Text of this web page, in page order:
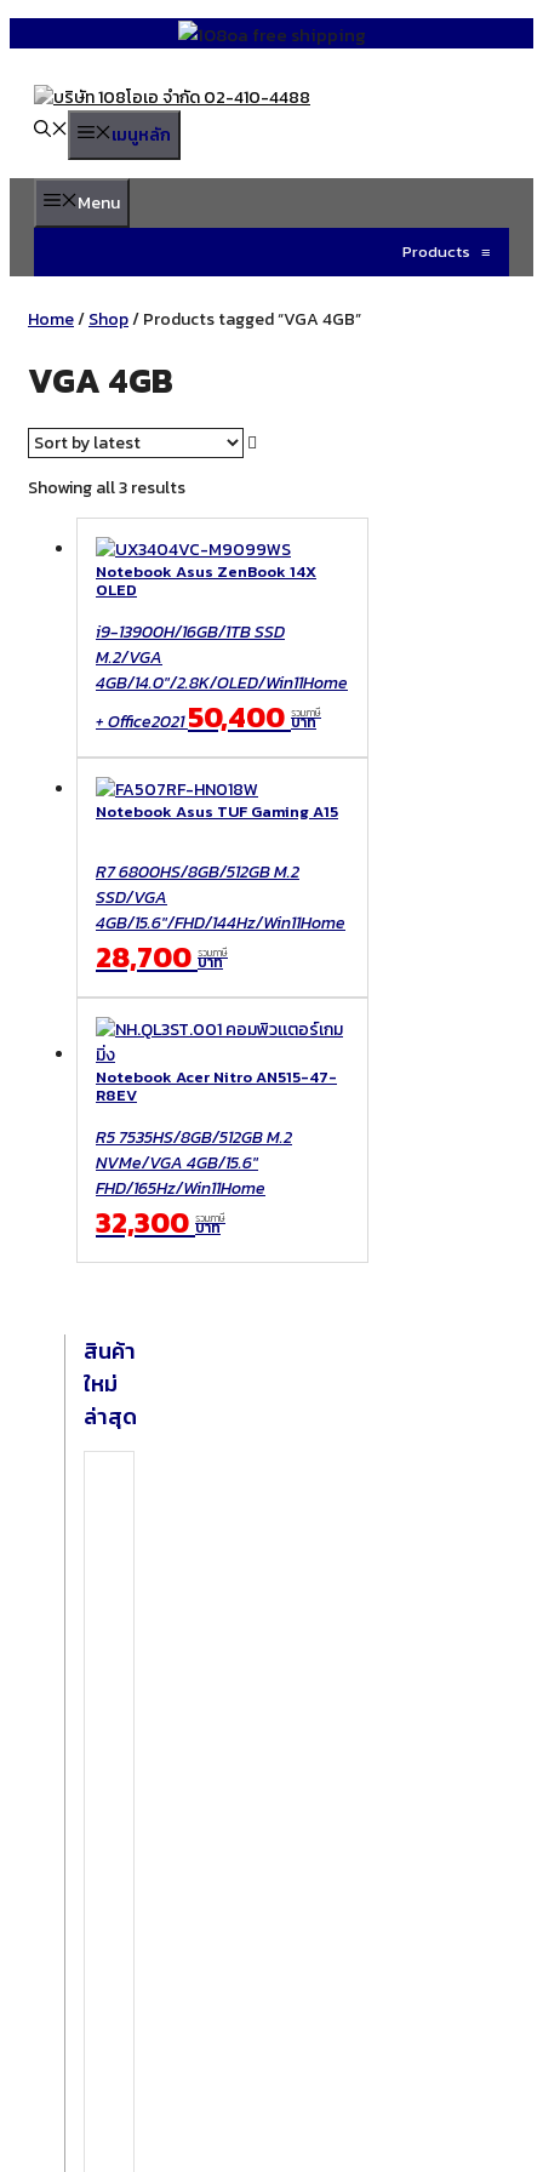
content
เมนูหลัก
Menu
Products ≡
Home/Shop/ Products tagged “VGA 4GB”
VGA 4GB
Showing all 3 resultsSorted
by
latest
Notebook Asus ZenBook 14X
OLED
i9-13900H/16GB/1TB SSD
M.2/VGA
4GB/14.0"/2.8K/OLED/Win11Home
+ Office202150,400 รวมภาษี
บาท
Notebook Asus TUF Gaming A15
R7 6800HS/8GB/512GB M.2
SSD/VGA
4GB/15.6"/FHD/144Hz/Win11Home
28,700 รวมภาษี
บาท
Notebook Acer Nitro AN515-47-
R8EV
R5 7535HS/8GB/512GB M.2
NVMe/VGA 4GB/15.6"
FHD/165Hz/Win11Home
32,300 รวมภาษี
บาท
สินค้า
ใหม่
ล่าสุด